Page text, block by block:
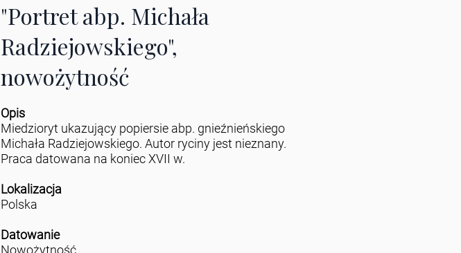
"Portret abp. Michała
Radziejowskiego",
nowożytność
Opis
Miedzioryt ukazujący popiersie abp. gnieźnieńskiego
Michała Radziejowskiego. Autor ryciny jest nieznany.
Praca datowana na koniec XVII w.
Lokalizacja
Polska
Datowanie
Nowożytność